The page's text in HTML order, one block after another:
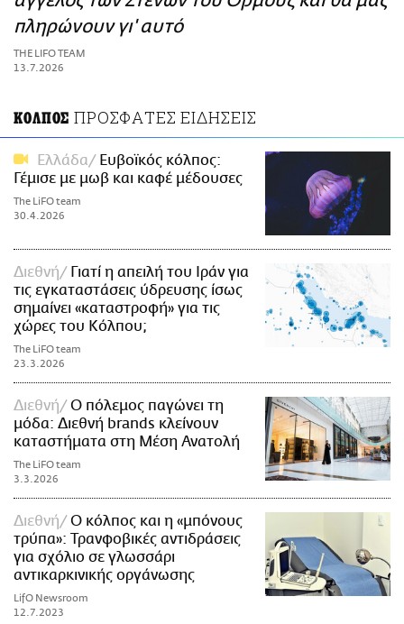
ΑΜΠΑ
PRINT
πληρώνουν γι' αυτό
THE LIFO TEAM
13.7.2026
ΚΟΛΠΟΣ ΠΡΟΣΦΑΤΕΣ ΕΙΔΗΣΕΙΣ
Ελλάδα
Ευβοϊκός κόλπος:
Γέμισε με μωβ και καφέ μέδουσες
The LiFO team
30.4.2026
Διεθνή
Γιατί η απειλή του Ιράν για
τις εγκαταστάσεις ύδρευσης ίσως
σημαίνει «καταστροφή» για τις
χώρες του Κόλπου;
The LiFO team
23.3.2026
Διεθνή
Ο πόλεμος παγώνει τη
μόδα: Διεθνή brands κλείνουν
καταστήματα στη Μέση Ανατολή
The LiFO team
3.3.2026
Διεθνή
Ο κόλπος και η «μπόνους
τρύπα»: Τρανφοβικές αντιδράσεις
για σχόλιο σε γλωσσάρι
αντικαρκινικής οργάνωσης
LifO Newsroom
12.7.2023